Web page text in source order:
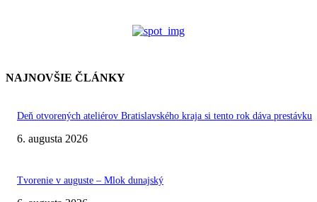
NAJNOVŠIE ČLÁNKY
Deň otvorených ateliérov Bratislavského kraja si tento rok dáva prestávku
6. augusta 2026
Tvorenie v auguste – Mlok dunajský